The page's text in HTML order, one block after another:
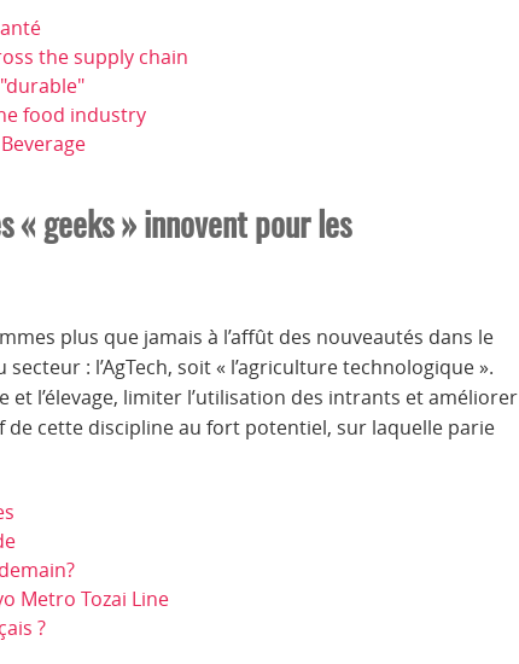
the supply chain
food industry
« geeks » innovent pour les
plus que jamais à l’affût des nouveautés dans le
: l’AgTech, soit « l’agriculture technologique ».
l’élevage, limiter l’utilisation des intrants et améliorer
de cette discipline au fort potentiel, sur laquelle parie
Metro Tozai Line
?